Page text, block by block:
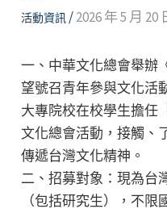
活動資訊/2026 年 5 月 20
一、中華文化總會舉辦
望號召青年參與文化活
大專院校在校學生擔任
文化總會活動，接觸、
傳遞台灣文化精神。
二、招募對象：現為台
（包括研究生），不限